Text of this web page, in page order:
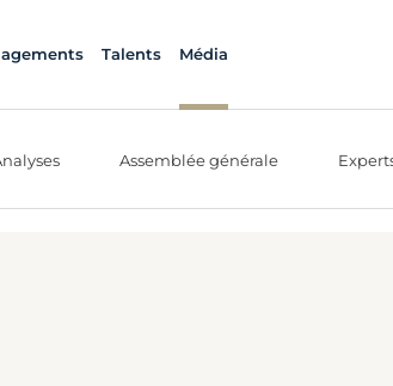
Talents Média
Assemblée générale